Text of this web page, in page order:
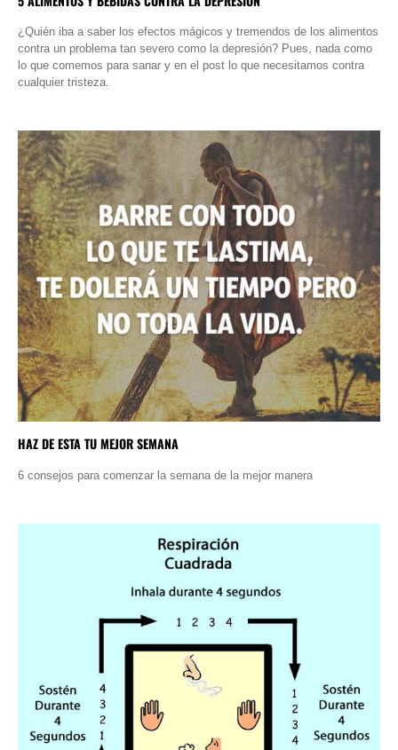
¿Quién iba a saber los efectos mágicos y tremendos de los alimentos
contra un problema tan severo como la depresión? Pues, nada como
lo que comemos para sanar y en el post lo que necesitamos contra
cualquier tristeza.
HAZ DE ESTA TU MEJOR SEMANA
6 consejos para comenzar la semana de la mejor manera